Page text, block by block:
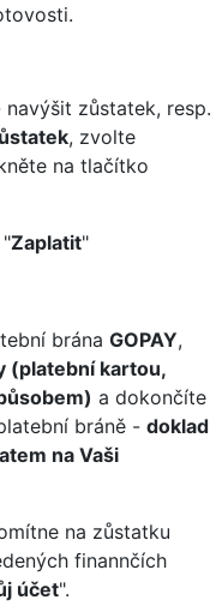
zůstatek, resp.
, zvolte
na tlačítko
Zaplatit"
brána GOPAY,
(platební kartou,
a dokončíte
bráně - doklad
na Vaši
na zůstatku
finannčích
účet".